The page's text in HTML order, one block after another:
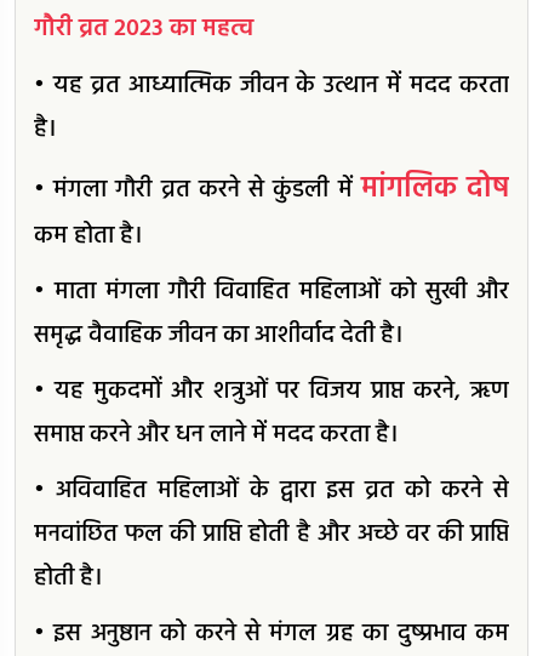
गौरी व्रत 2023 का महत्व
• यह व्रत आध्यात्मिक जीवन के उत्थान में मदद करता
है।
• मंगला गौरी व्रत करने से कुंडली मेंमांगलिक दोष
कम होता है।
• माता मंगला गौरी विवाहित महिलाओं को सुखी और
समृद्ध वैवाहिक जीवन का आशीर्वाद देती है।
• यह मुकदमों और शत्रुओं पर विजय प्राप्त करने, ऋण
समाप्त करने और धन लाने में मदद करता है।
• अविवाहित महिलाओं के द्वारा इस व्रत को करने से
मनवांछित फल की प्राप्ति होती है और अच्छे वर की प्राप्ति
होती है।
• इस अनुष्ठान को करने से मंगल ग्रह का दुष्प्रभाव कम